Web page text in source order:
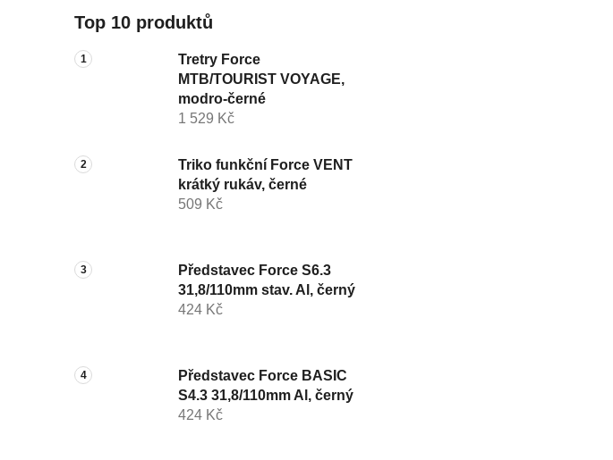
Top 10 produktů
Tretry Force
MTB/TOURIST VOYAGE,
modro-černé
1 529 Kč
Triko funkční Force VENT
krátký rukáv, černé
509 Kč
Představec Force S6.3
31,8/110mm stav. Al, černý
424 Kč
Představec Force BASIC
S4.3 31,8/110mm Al, černý
424 Kč